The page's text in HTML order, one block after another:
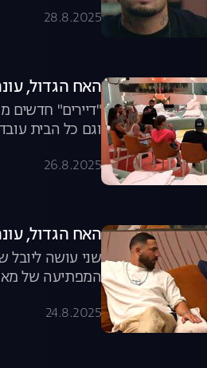
28.8.2025
האח הגדול, עונה 7, פרק 57: "דיירים" נוספים
"דיירים" חדשים
וגם כל הבית
26.8.2025
האח הגדול, עונה 7, פרק 56: יובל ושני
שני עושה ליובל
המפתיעה של
24.8.2025